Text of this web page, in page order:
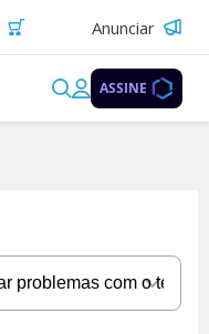
Anunciar
ASSINE